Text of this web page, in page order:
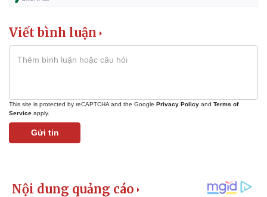
Tin nóng
Viết bình luận
This site is protected by reCAPTCHA and the Google Privacy Policy and Terms of
Service apply.
Gửi tin